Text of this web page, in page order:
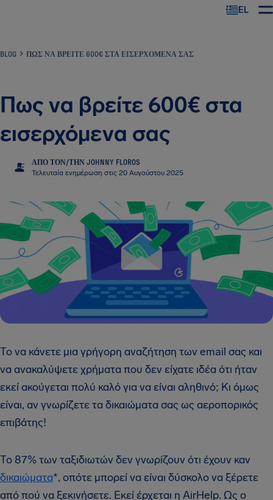
EL
BLOG ΠΩΣ ΝΑ ΒΡΕΊΤΕ 600€ ΣΤΑ ΕΙΣΕΡΧΌΜΕΝΑ ΣΑΣ
Πως να βρείτε 600€ στα
εισερχόμενα σας
JF
ΑΠΌ ΤΟΝ/ΤΗΝ JOHNNY FLOROS
Τελευταία ενημέρωση στις 20 Αυγούστου 2025
Το να κάνετε μια γρήγορη αναζήτηση των email σας και
να ανακαλύψετε χρήματα που δεν είχατε ιδέα ότι ήταν
εκεί ακούγεται πολύ καλό για να είναι αληθινό; Κι όμως
είναι, αν γνωρίζετε τα δικαιώματα σας ως αεροπορικός
επιβάτης!
Το 87% των ταξιδιωτών δεν γνωρίζουν ότι έχουν καν
δικαιώματα*, οπότε μπορεί να είναι δύσκολο να ξέρετε
από πού να ξεκινήσετε. Εκεί έρχεται η AirHelp. Ως ο